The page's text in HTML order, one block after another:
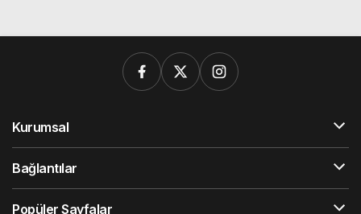
Kurumsal
Bağlantılar
Popüler Sayfalar